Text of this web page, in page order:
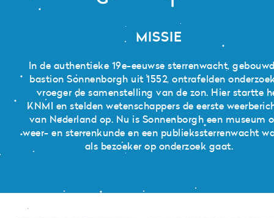
info@sonnenborgh.nl
MISSIE
In de authentieke 19e-eeuwse sterrenwacht,
bastion Sonnenborgh uit 1552, ontrafelden
vroeger de samenstelling van de zon. Hier startte
KNMI en stelden wetenschappers de eerste
van Nederland op. Nu is Sonnenborgh een museum
weer- en sterrenkunde en een publiekssterrenwacht
als bezoeker op onderzoek gaat.